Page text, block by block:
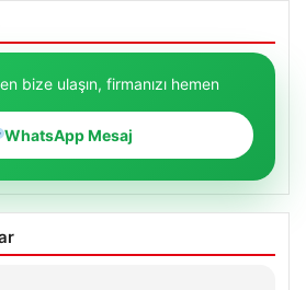
bize ulaşın, firmanızı hemen
WhatsApp Mesaj